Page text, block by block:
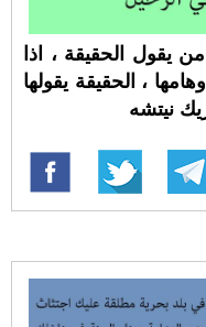
يقول الحقيقة ، اذا
، الحقيقة يقولها
نيتشه